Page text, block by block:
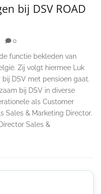
bij DSV ROAD
0
functie bekleden van
Zij volgt hiermee Luk
DSV met pensioen gaat.
bij DSV in diverse
als Customer
Sales & Marketing Director.
Sales &